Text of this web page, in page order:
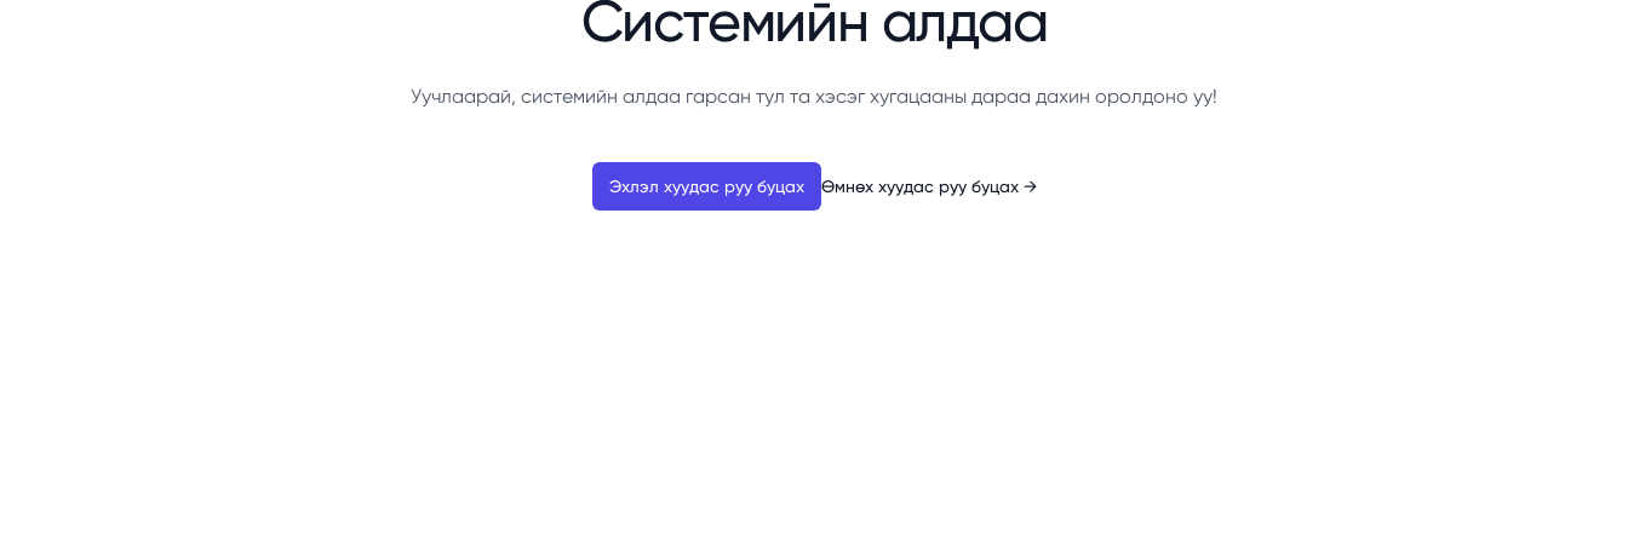
Системийн алдаа
Уучлаарай, системийн алдаа гарсан тул та хэсэг хугацааны дараа дахин оролдоно уу!
Эхлэл хуудас руу буцах Өмнөх хуудас руу буцах →